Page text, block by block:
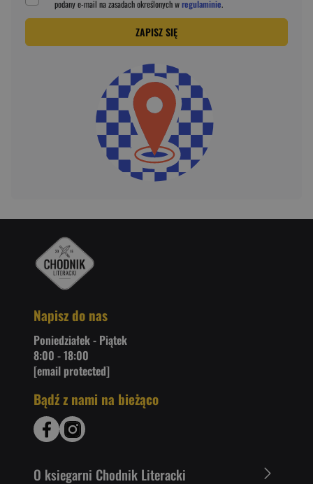
podanye-mail na zasadach określonych wregulaminie.
ZAPISZ SIĘ
Napisz do nas
Poniedziałek - Piątek
8:00 - 18:00
[email protected]
Bądź z nami na bieżąco
O ksiegarni Chodnik Literacki